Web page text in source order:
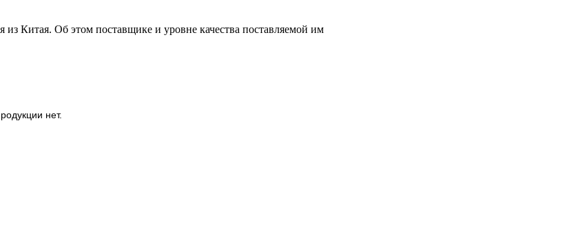
из Китая. Об этом поставщике и уровне качества поставляемой им
нет.